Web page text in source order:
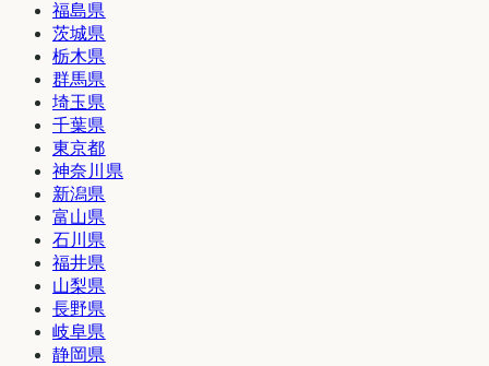
福島県
茨城県
栃木県
群馬県
埼玉県
千葉県
東京都
神奈川県
新潟県
富山県
石川県
福井県
山梨県
長野県
岐阜県
静岡県